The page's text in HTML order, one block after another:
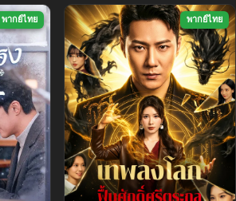
พากย์ไทย พากย์ไทย